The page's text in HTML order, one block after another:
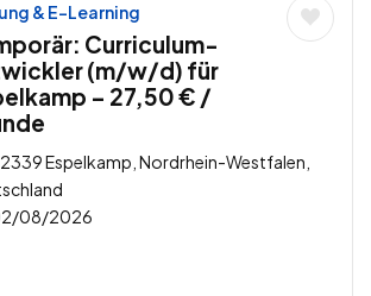
& E-Learning
Curriculum-
(m/w/d) für
– 27,50 € /
Espelkamp, Nordrhein-Westfalen,
08/2026